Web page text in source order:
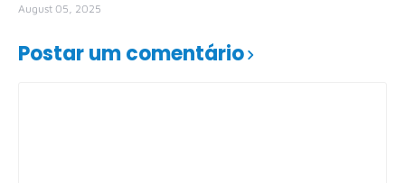
August 05, 2025
Postar um comentário